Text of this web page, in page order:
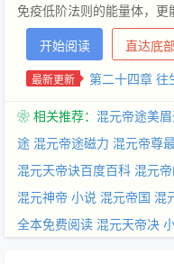
免疫低阶法则的能量体，
成劫：前世道则之主的绝
撞，却在玄冰族逃婚嫡女
融合双意识的关键。 两人
起。 当轮回盘转动，双意
则之海，于天道威压下悍然
开始阅读 直达底部
最新更新 第二十四章 往
❀ 相关推荐： 混元帝途美
途 混元帝途磁力 混元帝尊
混元天帝诀百度百科 混元
混元神帝 小说 混元帝国 混
全本免费阅读 混元天帝决